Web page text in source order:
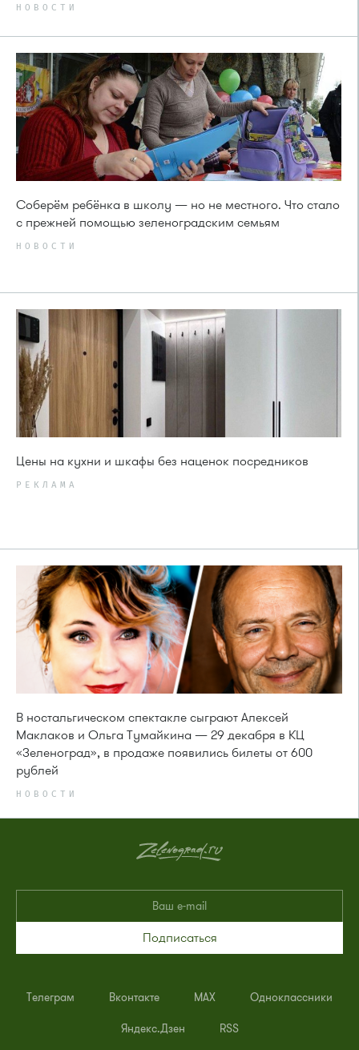
НОВОСТИ
Соберём ребёнка в школу — но не местного. Что стало
с прежней помощью зеленоградским семьям
НОВОСТИ
Цены на кухни и шкафы без наценок посредников
РЕКЛАМА
В ностальгическом спектакле сыграют Алексей
Маклаков и Ольга Тумайкина — 29 декабря в КЦ
«Зеленоград», в продаже появились билеты от 600
рублей
НОВОСТИ
Подписаться
Телеграм Вконтакте MAX Одноклассники
Яндекс.Дзен RSS